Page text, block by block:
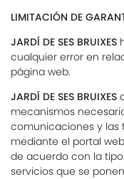
LIMITACIÓN DE
JARDÍ DE SES BRUIXES
cualquier error en
página web.
JARDÍ DE SES BRUIXES
mecanismos
comunicaciones y las
mediante el portal
de acuerdo con la
servicios que se